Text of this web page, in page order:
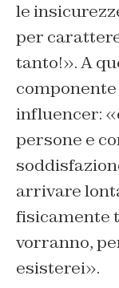
le
per
tanto!». A
influencer:
persone e
arrivare
fisicamente
vorranno,
esisterei».